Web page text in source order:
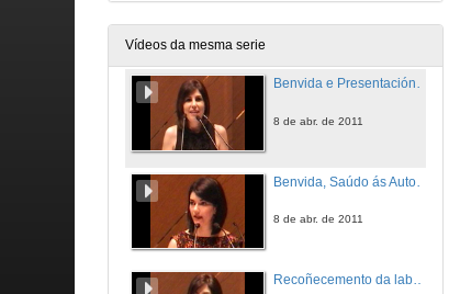
Vídeos da mesma serie
Benvida e Presentación do Acto
8 de abr. de 2011
8 de abr. de 2011
Recoñecemento da laboura realizada por as distintas persoas que ocuparon cargos de xestión dende a creación da Escola Universitaria de Estudos Empresariais de Ourense en 1986.